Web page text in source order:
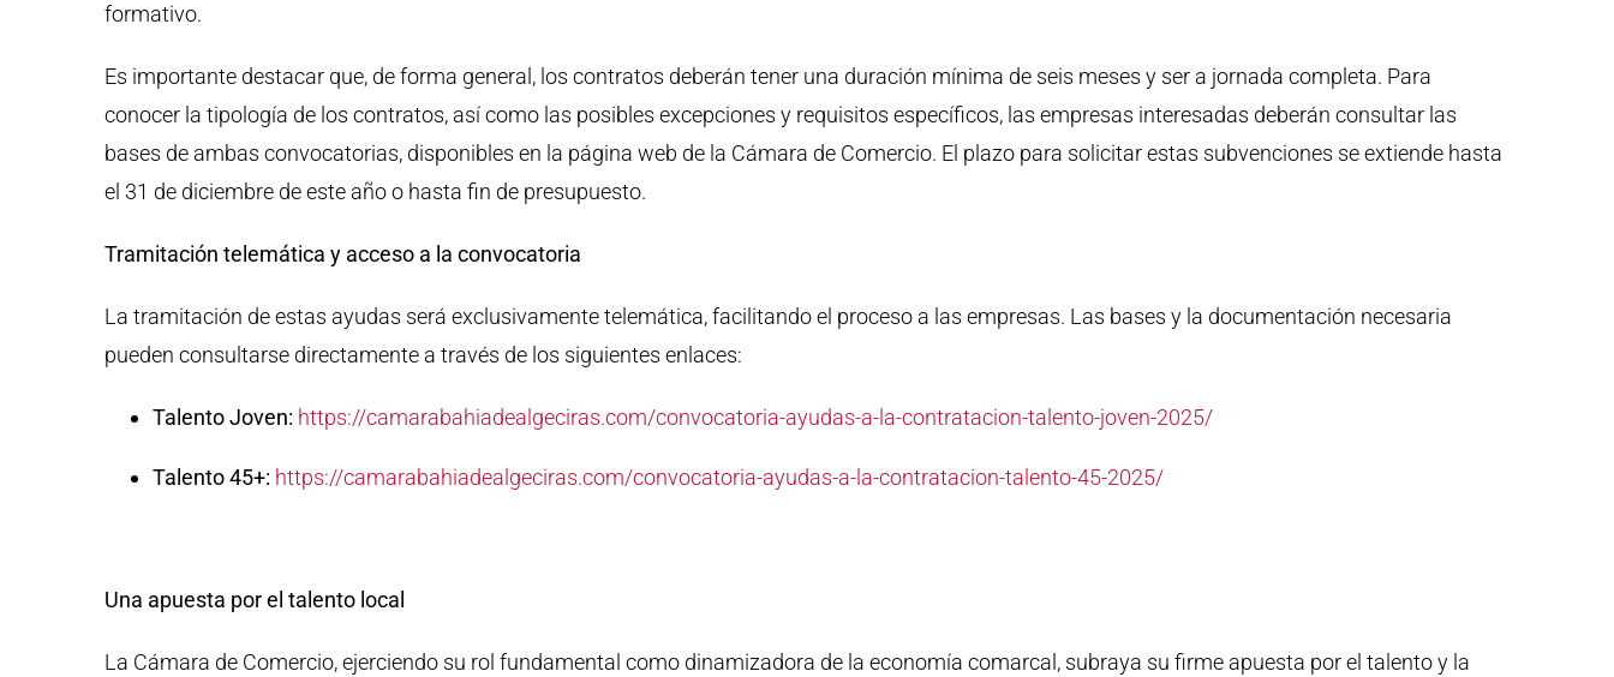
formativo.
Es importante destacar que, de forma general, los contratos deberán tener una duración mínima de seis meses y ser a jornada completa. Para
conocer la tipología de los contratos, así como las posibles excepciones y requisitos específicos, las empresas interesadas deberán consultar las
bases de ambas convocatorias, disponibles en la página web de la Cámara de Comercio. El plazo para solicitar estas subvenciones se extiende hasta
el 31 de diciembre de este año o hasta fin de presupuesto.
Tramitación telemática y acceso a la convocatoria
La tramitación de estas ayudas será exclusivamente telemática, facilitando el proceso a las empresas. Las bases y la documentación necesaria
pueden consultarse directamente a través de los siguientes enlaces:
Talento Joven: https://camarabahiadealgeciras.com/convocatoria-ayudas-a-la-contratacion-talento-joven-2025/
Talento 45+: https://camarabahiadealgeciras.com/convocatoria-ayudas-a-la-contratacion-talento-45-2025/
Una apuesta por el talento local
La Cámara de Comercio, ejerciendo su rol fundamental como dinamizadora de la economía comarcal, subraya su firme apuesta por el talento y la